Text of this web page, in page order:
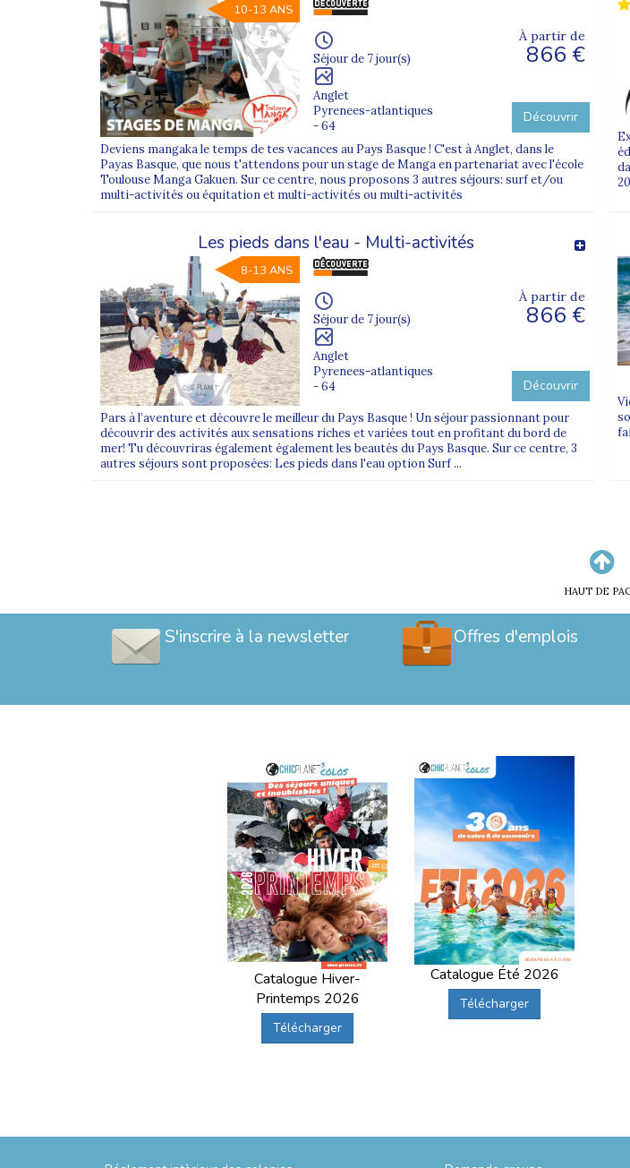
10-13 ANS
Séjour de 7 jour(s)
Anglet
Pyrenees-atlantiques
- 64
À partir de
866 €
Découvrir
Deviens mangaka le temps de tes vacances au Pays Basque ! C'est à Anglet, dans le
Payas Basque, que nous t'attendons pour un stage de Manga en partenariat avec l'école
Toulouse Manga Gakuen. Sur ce centre, nous proposons 3 autres séjours: surf et/ou
multi-activités ou équitation et multi-activités ou multi-activités
Les pieds dans l'eau - Multi-activités
8-13 ANS
Séjour de 7 jour(s)
Anglet
Pyrenees-atlantiques
- 64
À partir de
866 €
Découvrir
Pars à l’aventure et découvre le meilleur du Pays Basque ! Un séjour passionnant pour
découvrir des activités aux sensations riches et variées tout en profitant du bord de
mer! Tu découvriras également également les beautés du Pays Basque. Sur ce centre, 3
autres séjours sont proposées: Les pieds dans l'eau option Surf ...
HAUT DE
S'inscrire à la newsletter Offres d'emplois
Catalogue Hiver-
Printemps 2026
Télécharger
Catalogue Été 2026
Télécharger